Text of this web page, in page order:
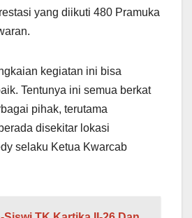
yang diikuti 480 Pramuka
kegiatan ini bisa
Tentunya ini semua berkat
pihak, terutama
disekitar lokasi
selaku Ketua Kwarcab